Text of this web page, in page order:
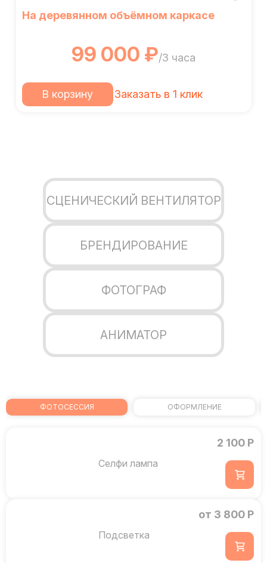
На деревянном объёмном каркасе
99 000 ₽/3 часа
В корзину Заказать в 1 клик
СЦЕНИЧЕСКИЙ ВЕНТИЛЯТОР
БРЕНДИРОВАНИЕ
ФОТОГРАФ
АНИМАТОР
ФОТОСЕССИЯ ОФОРМЛЕНИЕ
Селфи лампа
2 100 Р
Подсветка
от 3 800 Р